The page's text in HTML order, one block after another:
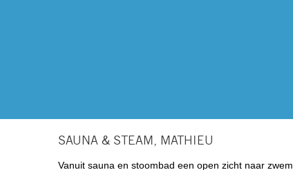
SAUNA & STEAM, MATHIEU
Vanuit sauna en stoombad een open zicht naar